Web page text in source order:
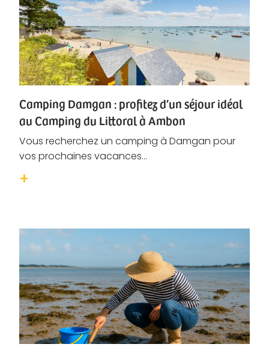
Camping Damgan : profitez d’un séjour idéal
au Camping du Littoral à Ambon
Vous recherchez un camping à Damgan pour
vos prochaines vacances...